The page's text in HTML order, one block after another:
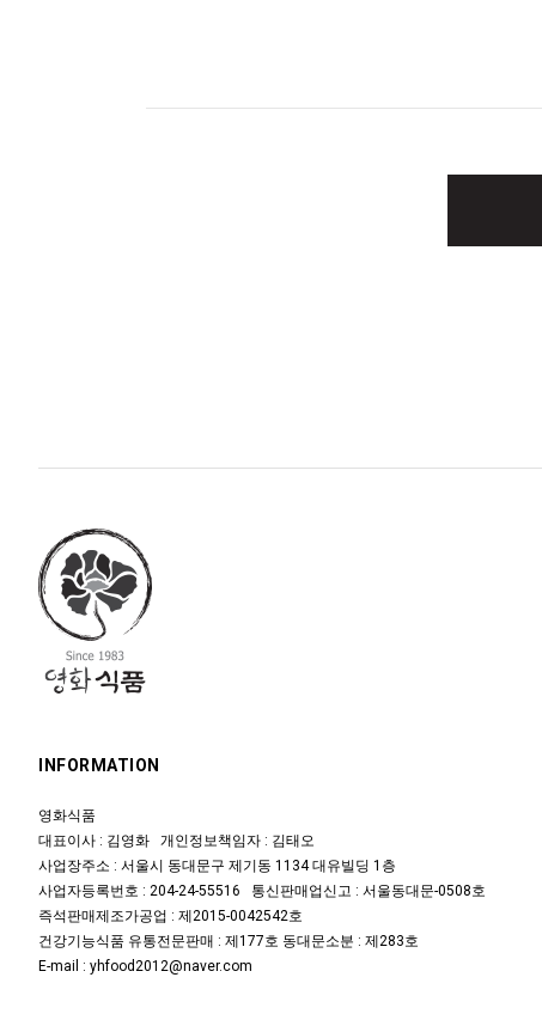
INFORMATION
영화식품
대표이사 : 김영화 개인정보책임자 : 김태오
사업장주소 : 서울시 동대문구 제기동 1134 대유빌딩 1층
사업자등록번호 : 204-24-55516 통신판매업신고 : 서울동대문-0508호
즉석판매제조가공업 : 제2015-0042542호
건강기능식품 유통전문판매 : 제177호 동대문소분 : 제283호
E-mail : yhfood2012@naver.com